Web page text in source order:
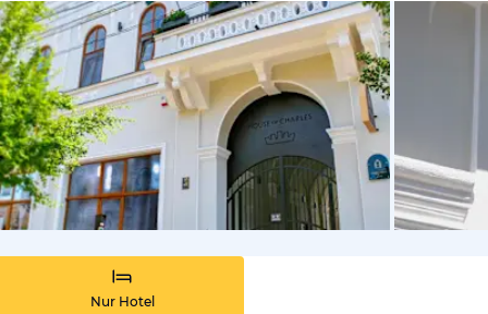
von
Nur Hotel